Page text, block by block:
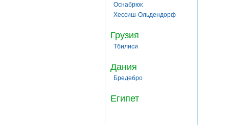
Оснабрюк
Хессиш-Ольдендорф
Грузия
Тбилиси
Дания
Бредебро
Египет